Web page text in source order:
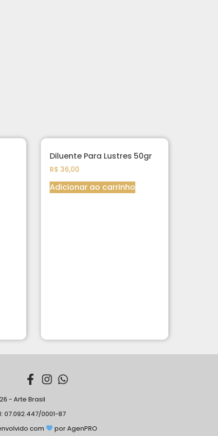
Diluente Para Lustres 50gr
R$ 36,00
Adicionar ao carrinho
- Arte Brasil
07.092.447/0001-87
com
por AgenPRO